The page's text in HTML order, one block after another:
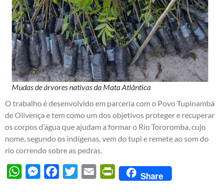
Mudas de árvores nativas da Mata Atlântica
O trabalho é desenvolvido em parceria com o Povo Tupinambá
de Olivença e tem como um dos objetivos proteger e recuperar
os corpos d’água que ajudam a formar o Rio Tororomba, cujo
nome, segundo os indígenas, vem do tupi e remete ao som do
rio correndo sobre as pedras.
WhatsAppMessengerFacebook
Twitter Email PrintFriendly
Share